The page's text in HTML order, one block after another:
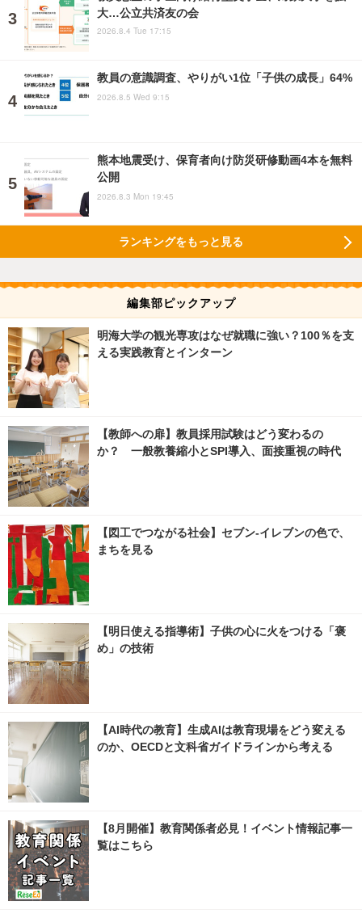
大…公立共済友の会
2026.8.4 Tue 17:15
教員の意識調査、やりがい1位「子供の成長」64%
2026.8.5 Wed 9:15
熊本地震受け、保育者向け防災研修動画4本を無料
公開
2026.8.3 Mon 19:45
ランキングをもっと見る
編集部ピックアップ
明海大学の観光専攻はなぜ就職に強い？100％を支
える実践教育とインターン
【教師への扉】教員採用試験はどう変わるの
か？ 一般教養縮小とSPI導入、面接重視の時代
【図工でつながる社会】セブン‐イレブンの色で、
まちを見る
【明日使える指導術】子供の心に火をつける「褒
め」の技術
【AI時代の教育】生成AIは教育現場をどう変える
のか、OECDと文科省ガイドラインから考える
【8月開催】教育関係者必見！イベント情報記事一
覧はこちら